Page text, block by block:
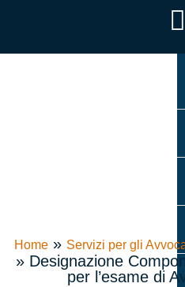
Home » Servizi per gli
» Designazione
per l’esame di